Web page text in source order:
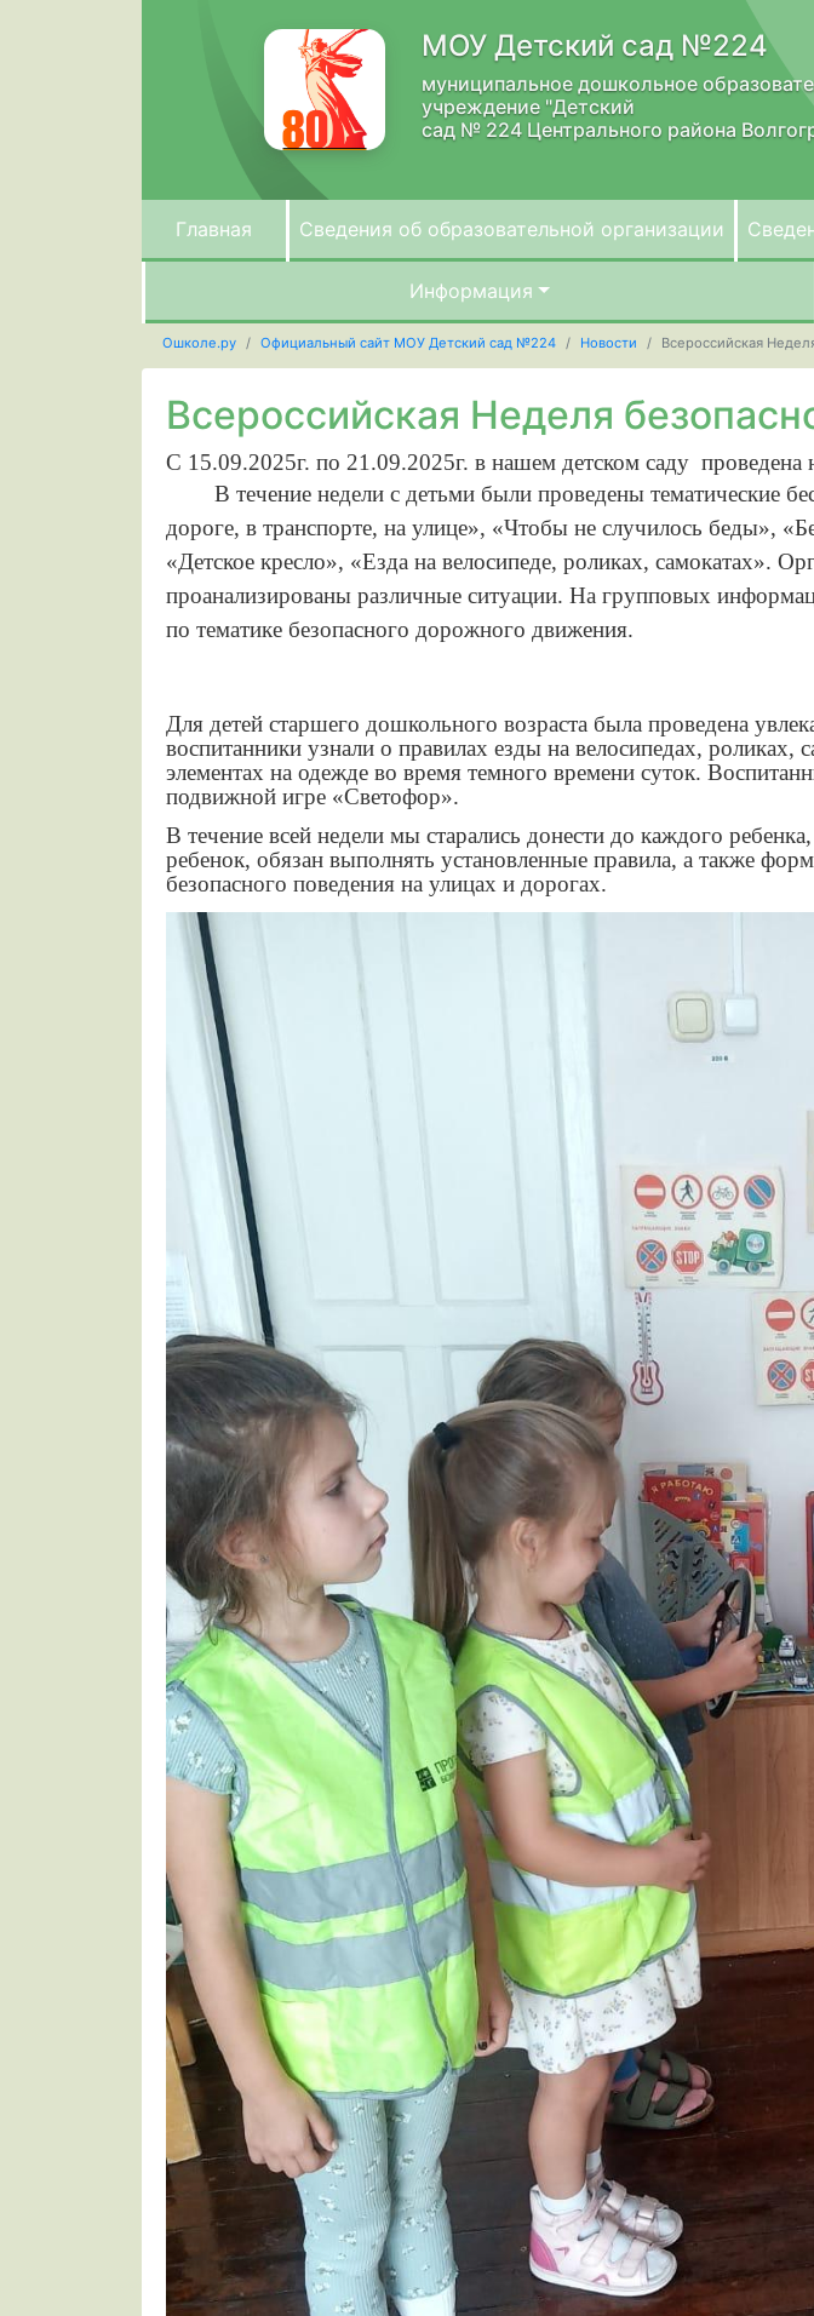
МОУ Детский сад №224
муниципальное дошкольное
учреждение "Детский
сад № 224 Центрального района
Главная Сведения об образовательной организации
Информация
Ошколе.ру Официальный сайт МОУ Детский сад №224 Новости Всероссийская
Всероссийская Неделя
С 15.09.2025г. по 21.09.2025г. в нашем детском саду проведена
В течение недели с детьми были проведены тематические
дороге, в транспорте, на улице», «Чтобы не случилось беды»,
«Детское кресло», «Езда на велосипеде, роликах, самокатах».
проанализированы различные ситуации. На групповых
по тематике безопасного дорожного движения.
Для детей старшего дошкольного возраста была проведена
воспитанники узнали о правилах езды на велосипедах,
элементах на одежде во время темного времени суток.
подвижной игре «Светофор».
В течение всей недели мы старались донести до каждого
ребенок, обязан выполнять установленные правила, а также
безопасного поведения на улицах и дорогах.